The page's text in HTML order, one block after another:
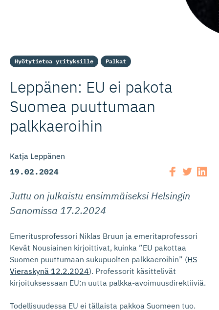
Hyötytietoa yrityksille Palkat
Leppänen: EU ei pakota
Suomea puuttumaan
palkkaeroihin
Katja Leppänen
19.02.2024
Juttu on julkaistu ensimmäiseksi Helsingin
Sanomissa 17.2.2024
Emeritusprofessori Niklas Bruun ja emeritaprofessori
Kevät Nousiainen kirjoittivat, kuinka ”EU pakottaa
Suomen puuttumaan sukupuolten palkkaeroihin” (HS
Vieraskynä 12.2.2024). Professorit käsittelivät
kirjoituksessaan EU:n uutta palkka-avoimuusdirektiiviä.
Todellisuudessa EU ei tällaista pakkoa Suomeen tuo.